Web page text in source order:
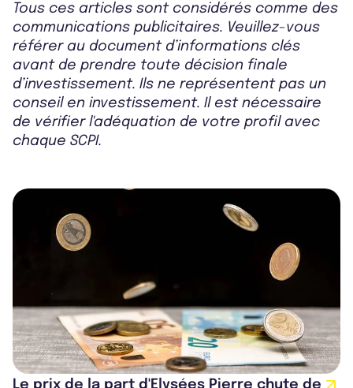
Tous ces articles sont considérés comme des
communications publicitaires. Veuillez-vous
référer au document d’informations clés
avant de prendre toute décision finale
d’investissement. Ils ne représentent pas un
conseil en investissement. Il est nécessaire
de vérifier l'adéquation de votre profil avec
chaque SCPI.
Le prix de la part d'Elysées Pierre chute de